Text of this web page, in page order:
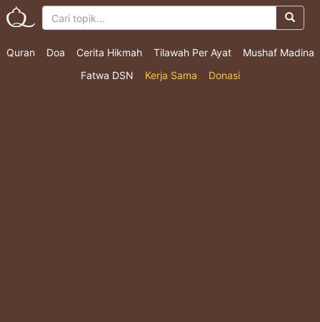
Quran Doa Cerita Hikmah Tilawah Per Ayat
Mushaf Madina
Fatwa DSN
Kerja Sama Donasi